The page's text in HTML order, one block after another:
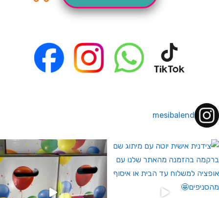
mesibalend
לחברי מועדון ומצטרפים חדשים🤍